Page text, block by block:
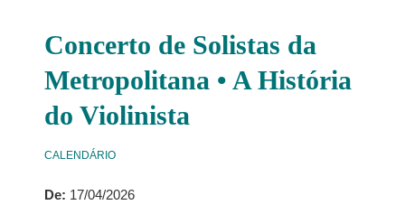
Concerto de Solistas da
Metropolitana • A História
do Violinista
CALENDÁRIO
De: 17/04/2026